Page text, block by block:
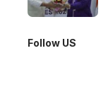
Follow US